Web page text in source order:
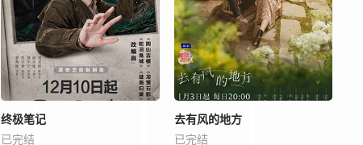
终极笔记
已完结
去有风的地方
已完结